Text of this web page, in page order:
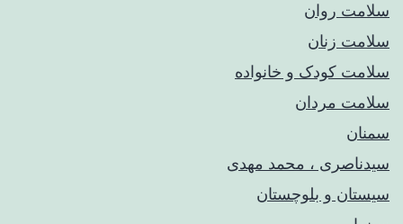
سلامت روان
سلامت زنان
سلامت کودک‌ و خانواده
سلامت مردان
سمنان
سیدناصری ، محمد مهدی
سیستان و بلوچستان